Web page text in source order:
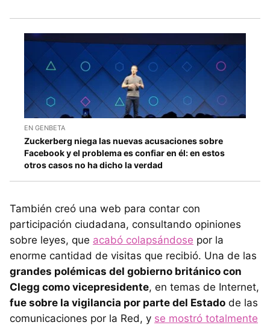
EN GENBETA
Zuckerberg niega las nuevas acusaciones sobre
Facebook y el problema es confiar en él: en estos
otros casos no ha dicho la verdad
También creó una web para contar con
participación ciudadana, consultando opiniones
sobre leyes, que acabó colapsándose por la
enorme cantidad de visitas que recibió. Una de las
grandes polémicas del gobierno británico con
Clegg como vicepresidente, en temas de Internet,
fue sobre la vigilancia por parte del Estado de las
comunicaciones por la Red, y se mostró totalmente